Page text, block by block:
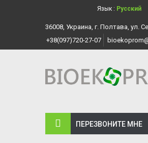
Язык : Русский
36008, Украина, г. Полтава, ул.
+38(097)720-27-07
ПЕРЕЗВОНИТЕ МНЕ